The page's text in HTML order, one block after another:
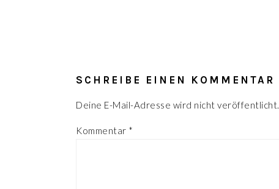
SCHREIBE EINEN KOMMENTAR
Deine E-Mail-Adresse wird nicht veröffentlicht.
Kommentar *